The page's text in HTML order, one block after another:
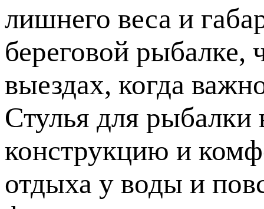
лишнего веса и
береговой рыбалке,
выездах, когда
Стулья для
конструкцию и
отдыха у воды и